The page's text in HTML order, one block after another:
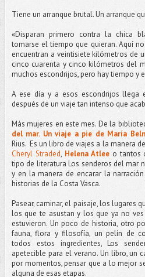
Tiene un arranque brutal. Un arranque
«Disparan primero contra la chica
tomarse el tiempo que quieran. Aquí
encuentran a veintisiete kilómetros de
cinco cuarenta y cinco kilómetros del
muchos escondrijos, pero hay tiempo y
A ese día y a esos escondrijos
después de un viaje tan intenso que
Más mujeres en este mes. De la
del mar. Un viaje a pie de María
Rius. Es un libro de viajes a la manera
Cheryl Straded, Helena Atleeo tantos
tipo de literatura Los senderos del mar
y en la manera de encarar la
historias de la Costa Vasca.
Pasear, caminar, el paisaje, los lugares
los que te asustan y los que ya no
estuvieron. Un poco de historia, otro
fauna, flora y filosofía, un pelín de
todos estos ingredientes, Los
apetecible para el verano. Un libro, un
por momentos, pensar que a lo mejor
alguna de esas etapas.